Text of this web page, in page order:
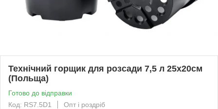
Технічний горщик для розсади 7,5 л 25х20см
(Польща)
Готово до відправки
Код: RS7.5D1
Опт і роздріб